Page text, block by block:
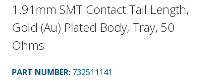
1.91mm SMT Contact Tail Length,
Gold (Au) Plated Body, Tray, 50
Ohms
PART NUMBER: 732511141